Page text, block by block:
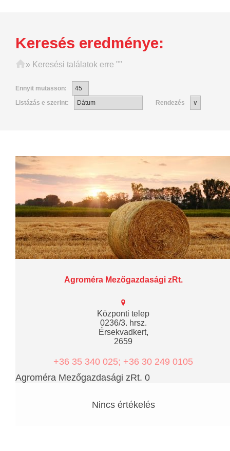
Keresés eredménye:
Főoldal
» Keresési találatok erre ""
Ennyit mutasson:
Listázás e szerint:
Rendezés
Agroméra Mezőgazdasági zRt.
Központi telep
0236/3. hrsz.
Érsekvadkert,
2659
+36 35 340 025; +36 30 249 0105
Agroméra Mezőgazdasági zRt. 0
Nincs értékelés